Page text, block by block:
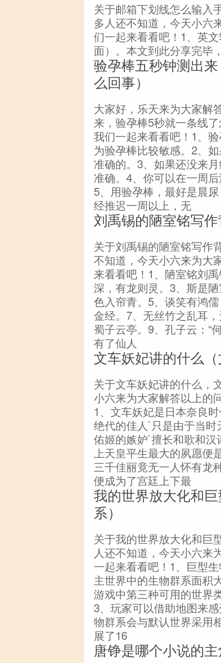
关于邮箱下划线怎么输入
多人还不知道，今天小六
们一起来看看吧！1、英
面）。本文到此分享完毕
验孕棒五秒钟测出
么回事）
大家好，乐天来为大家解
来，验孕棒5秒就一条线
我们一起来看看吧！1、
为验孕棒比较敏感。2、
准确的。3、如果还没来
准确。4、你可以在一周
5、用验孕棒，最好是晨
经推迟一周以上，无
刘禹锡的陋室铭写
关于刘禹锡的陋室铭写作
不知道，今天小六来为大
来看看吧！1、陋室铭刘
深，有龙则灵。3、斯是
色入帘青。5、谈笑有鸿
金经。7、无丝竹之乱耳
蜀子云亭。9、孔子云：“
有了仙人
文车妖妃讲的什么
关于文车妖妃讲的什么，
小六来为大家解答以上的
1、文车妖妃是日本奈良
绝代的佳人`只是由于当
佑姬的嫉妒`擅长和歌和
上天皇平生最大的夙愿
三千佳丽竟无一人怀有
便成为了宫廷上下最
我的世界放大化和
系）
关于我的世界放大化和巨
人还不知道，今天小六来
一起来看看吧！1、巨型
主世界中的生物群系面积
游戏中第三种可用的世界
3、玩家可以借助地图来
物群系会与默认世界采用
展了16
唐铮是哪个小说的